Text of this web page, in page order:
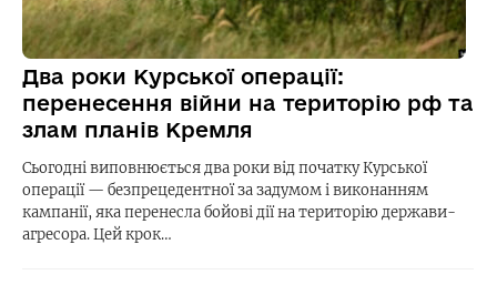
Два роки Курської операції:
перенесення війни на територію рф та
злам планів Кремля
Сьогодні виповнюється два роки від початку Курської
операції — безпрецедентної за задумом і виконанням
кампанії, яка перенесла бойові дії на територію держави-
агресора. Цей крок…